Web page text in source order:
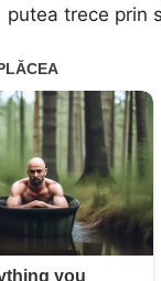
trece prin